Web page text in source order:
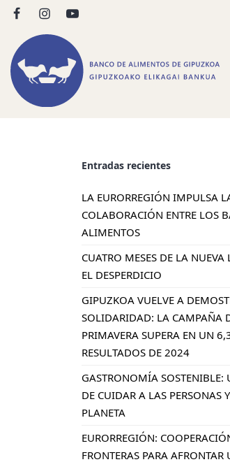
Entradas recientes
LA EURORREGIÓN IMPULSA
COLABORACIÓN ENTRE LOS
ALIMENTOS
CUATRO MESES DE LA NUEVA
EL DESPERDICIO
GIPUZKOA VUELVE A
SOLIDARIDAD: LA CAMPAÑA
PRIMAVERA SUPERA EN UN
RESULTADOS DE 2024
GASTRONOMÍA SOSTENIBLE:
DE CUIDAR A LAS PERSONAS
PLANETA
EURORREGIÓN:
FRONTERAS PARA AFRONTAR